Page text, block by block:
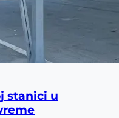
stanici u